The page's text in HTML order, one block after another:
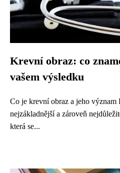
Krevní obraz: co
vašem výsledku
Co je krevní obraz a jeho význam
nejzákladnější a zároveň
která se...